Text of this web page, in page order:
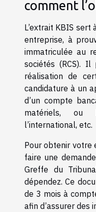
comment
L’extrait KBIS sert
entreprise, à
immatriculée au
sociétés (RCS).
réalisation de
candidature à un
d’un compte
matériels, ou
l’international, etc.
Pour obtenir votre
faire une
Greffe du
dépendez. Ce
de 3 mois à
afin d’assurer des